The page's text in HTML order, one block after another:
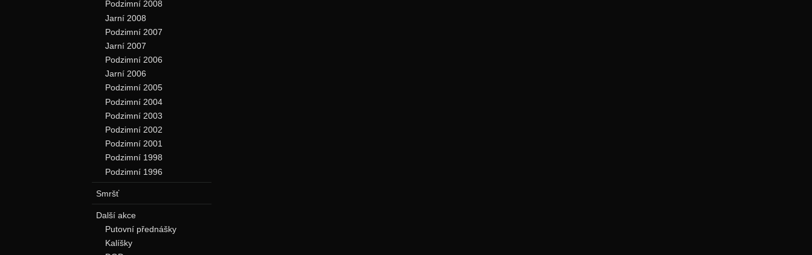
Podzimní 2008
Jarní 2008
Podzimní 2007
Jarní 2007
Podzimní 2006
Jarní 2006
Podzimní 2005
Podzimní 2004
Podzimní 2003
Podzimní 2002
Podzimní 2001
Podzimní 1998
Podzimní 1996
Smršť
Další akce
Putovní přednášky
Kalíšky